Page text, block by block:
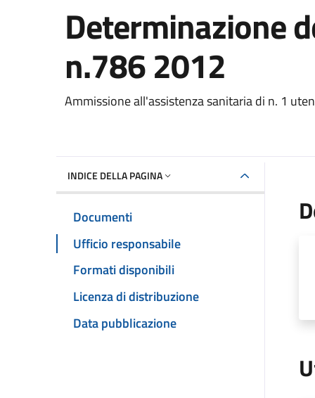
Determinazione
n.786 2012
Dettaglio del documento
Ammissione all'assistenza sanitaria di n. 1
INDICE DELLA PAGINA
Documenti
Ufficio responsabile
Formati disponibili
Licenza di distribuzione
Data pubblicazione